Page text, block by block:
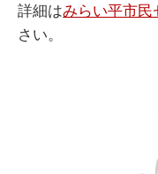
詳細はみらい平市民
さい。